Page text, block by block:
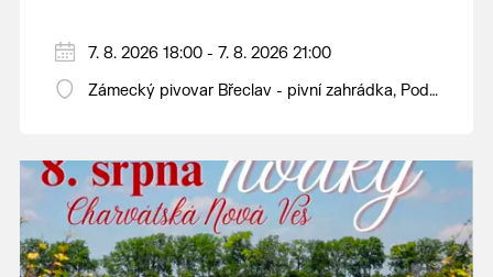
7. 8. 2026 18:00 - 7. 8. 2026 21:00
Zámecký pivovar Břeclav - pivní zahrádka, Pod